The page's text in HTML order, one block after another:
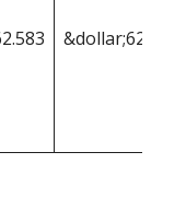
&dollar;62.570